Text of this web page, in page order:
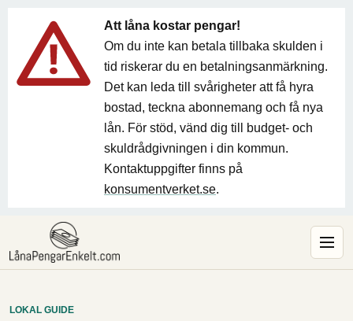
Att låna kostar pengar!
Om du inte kan betala tillbaka skulden i
tid riskerar du en betalningsanmärkning.
Det kan leda till svårigheter att få hyra
bostad, teckna abonnemang och få nya
lån. För stöd, vänd dig till budget- och
skuldrådgivningen i din kommun.
Kontaktuppgifter finns på
konsumentverket.se.
LOKAL GUIDE